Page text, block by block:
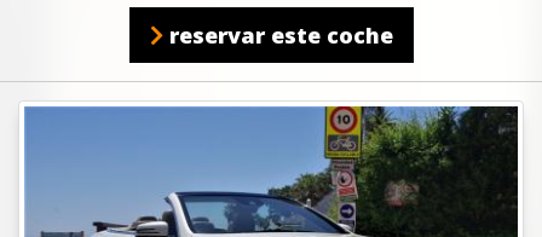
reservar este coche